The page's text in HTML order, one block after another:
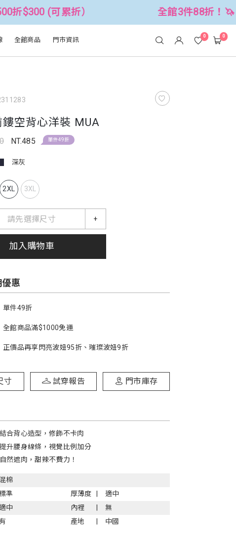
累折） 全館3件88折！🦄 滿$2500折
全館商品 門市資訊 0 0
空背心洋裝 MUA
NT.485 單件49折
深灰
2XL 3XL
請先選擇尺寸 +
加入購物車
惠
單件49折
全館商品滿$1000免運
正價品再享閃亮波妞95折、璀璨波妞9折
寸 試穿報告 門市庫存
合背心造型，修飾不卡肉
升腰身線條，視覺比例加分
然遮肉，甜辣不費力！
混棉
準 厚薄度
適中
中 內裡
無
產地 中國